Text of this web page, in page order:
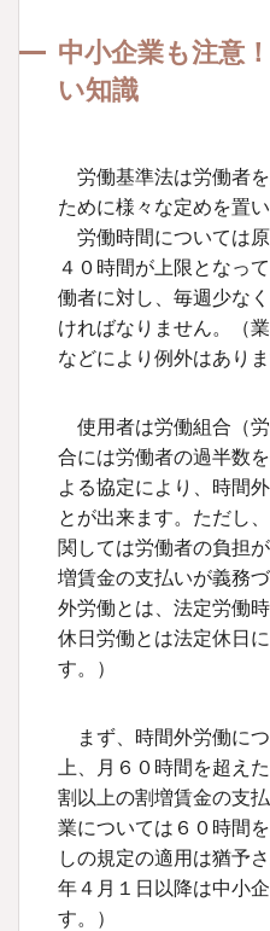
中小企業も注意
い知識
労働基準法は労働者
ために様々な定めを置い
労働時間については
４０時間が上限となっ
働者に対し、毎週少な
ければなりません。（
などにより例外はありま
使用者は労働組合（
合には労働者の過半数
よる協定により、時間
とが出来ます。ただし
関しては労働者の負担
増賃金の支払いが義務
外労働とは、法定労働
休日労働とは法定休日
す。）
まず、時間外労働に
上、月６０時間を超え
割以上の割増賃金の支
業については６０時間
しの規定の適用は猶予
年４月１日以降は中小
す。）